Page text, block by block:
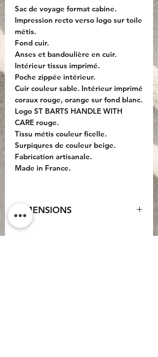
Sac de voyage format cabine.
Impression recto verso logo sur toile
métis.
Fond cuir.
Anses et bandoulière en cuir.
Intérieur tissus imprimé.
Poche zippée intérieur.
Cuir couleur sable. Intérieur imprimé
coraux rouge, orange sur fond blanc.
Logo ST BARTS HANDLE WITH
CARE rouge.
Tissu métis couleur ficelle.
Surpiqures de couleur beige.
Fabrication artisanale.
Made in France.
DIMENSIONS
Sac : 50x35x20cm.